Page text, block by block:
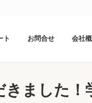
ト お問合せ 会社
ました！